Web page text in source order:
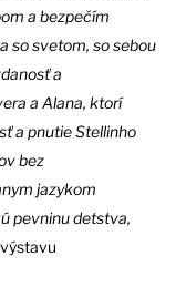
a bezpečím
so svetom, so sebou
a
a Alana, ktorí
a pnutie Stellinho
bez
jazykom
pevninu detstva,